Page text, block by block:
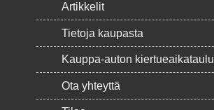
Artikkelit
Tietoja kaupasta
Kauppa-auton kiertueaikataulu
Ota yhteyttä